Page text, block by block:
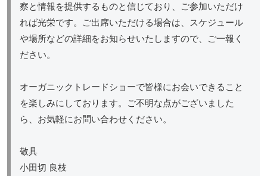
察と情報を提供するものと信じており、ご参加いただけ
れば光栄です。ご出席いただける場合は、スケジュール
や場所などの詳細をお知らせいたしますので、ご一報く
ださい。
オーガニックトレードショーで皆様にお会いできること
を楽しみにしております。ご不明な点がございました
ら、お気軽にお問い合わせください。
敬具
小田切 良枝